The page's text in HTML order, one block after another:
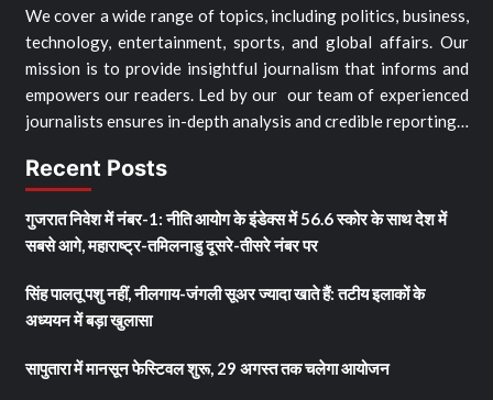
We cover a wide range of topics, including politics, business,
technology, entertainment, sports, and global affairs. Our
mission is to provide insightful journalism that informs and
empowers our readers. Led by our our team of experienced
journalists ensures in-depth analysis and credible reporting…
Recent Posts
गुजरात निवेश में नंबर-1: नीति आयोग के इंडेक्स में 56.6 स्कोर के साथ देश में
सबसे आगे, महाराष्ट्र-तमिलनाडु दूसरे-तीसरे नंबर पर
सिंह पालतू पशु नहीं, नीलगाय-जंगली सूअर ज्यादा खाते हैं: तटीय इलाकों के
अध्ययन में बड़ा खुलासा
सापुतारा में मानसून फेस्टिवल शुरू, 29 अगस्त तक चलेगा आयोजन